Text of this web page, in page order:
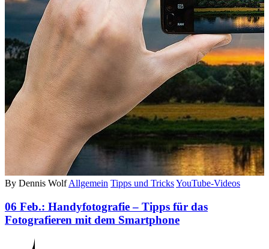
By Dennis Wolf Allgemein Tipps und TricksYouTube-Videos
06 Feb.: Handyfotografie – Tipps für das
Fotografieren mit dem Smartphone